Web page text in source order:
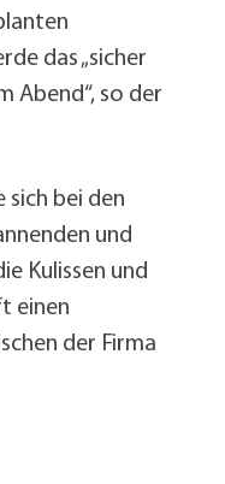
das „sicher
Abend“, so der
sich bei den
und
Kulissen und
einen
der Firma